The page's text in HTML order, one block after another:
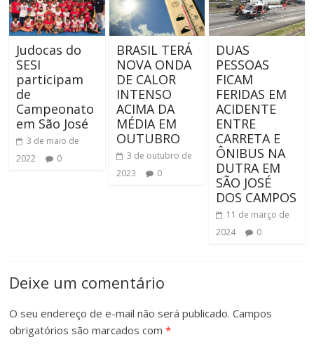
Judocas do
SESI
participam
de
Campeonato
em São José
3 de maio de
2022
0
BRASIL TERÁ
NOVA ONDA
DE CALOR
INTENSO
ACIMA DA
MÉDIA EM
OUTUBRO
3 de outubro de
2023
0
DUAS
PESSOAS
FICAM
FERIDAS EM
ACIDENTE
ENTRE
CARRETA E
ÔNIBUS NA
DUTRA EM
SÃO JOSÉ
DOS CAMPOS
11 de março de
2024
0
Deixe um comentário
O seu endereço de e-mail não será publicado. Campos
obrigatórios são marcados com*